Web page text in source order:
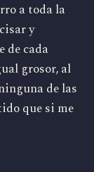
a toda la
y
de cada
grosor, al
de las
que si me